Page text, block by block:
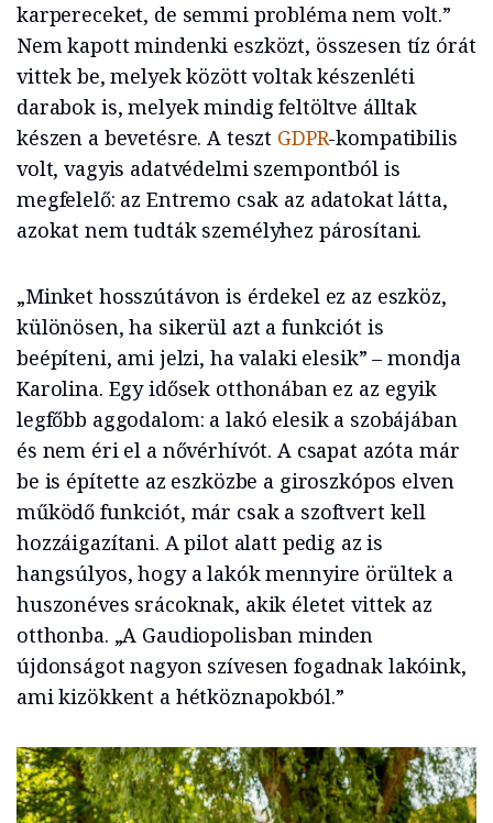
karpereceket, de semmi probléma nem volt.”
Nem kapott mindenki eszközt, összesen tíz órát
vittek be, melyek között voltak készenléti
darabok is, melyek mindig feltöltve álltak
készen a bevetésre. A teszt GDPR-kompatibilis
volt, vagyis adatvédelmi szempontból is
megfelelő: az Entremo csak az adatokat látta,
azokat nem tudták személyhez párosítani.
„Minket hosszútávon is érdekel ez az eszköz,
különösen, ha sikerül azt a funkciót is
beépíteni, ami jelzi, ha valaki elesik” – mondja
Karolina. Egy idősek otthonában ez az egyik
legfőbb aggodalom: a lakó elesik a szobájában
és nem éri el a nővérhívót. A csapat azóta már
be is építette az eszközbe a giroszkópos elven
működő funkciót, már csak a szoftvert kell
hozzáigazítani. A pilot alatt pedig az is
hangsúlyos, hogy a lakók mennyire örültek a
huszonéves srácoknak, akik életet vittek az
otthonba. „A Gaudiopolisban minden
újdonságot nagyon szívesen fogadnak lakóink,
ami kizökkent a hétköznapokból.”